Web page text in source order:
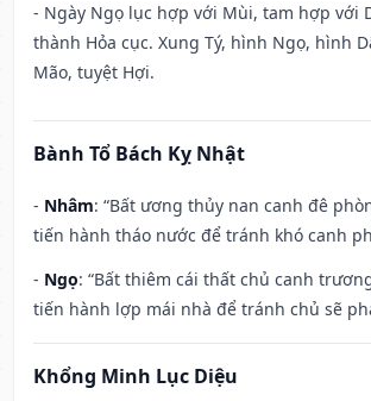
- Ngày Ngọ lục hợp với Mùi, tam hợp với
thành Hỏa cục. Xung Tý, hình Ngọ, hình
Mão, tuyệt Hợi.
Bành Tổ Bách Kỵ Nhật
- Nhâm: “Bất ương thủy nan canh đê
tiến hành tháo nước để tránh khó canh
- Ngọ: “Bất thiêm cái thất chủ canh
tiến hành lợp mái nhà để tránh chủ sẽ
Khổng Minh Lục Diệu